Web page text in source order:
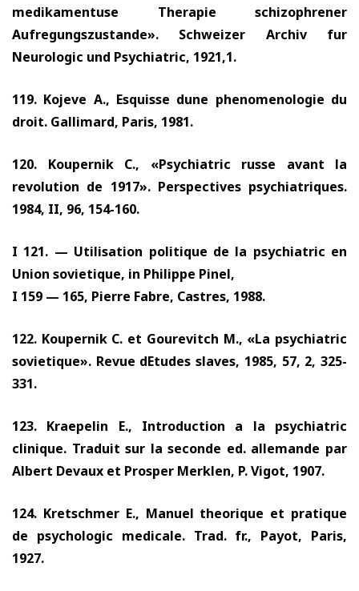
medikamentuse Therapie schizophrener
Aufregungszustande». Schweizer Archiv fur
Neurologic und Psychiatric, 1921,1.
119. Kojeve A., Esquisse dune phenomenologie du
droit. Gallimard, Paris, 1981.
120. Koupernik C., «Psychiatric russe avant la
revolution de 1917». Perspectives psychiatriques.
1984, II, 96, 154-160.
I 121. — Utilisation politique de la psychiatric en
Union sovietique, in Philippe Pinel,
I 159 — 165, Pierre Fabre, Castres, 1988.
122. Koupernik C. et Gourevitch M., «La psychiatric
sovietique». Revue dEtudes slaves, 1985, 57, 2, 325-
331.
123. Kraepelin E., Introduction a la psychiatric
clinique. Traduit sur la seconde ed. allemande par
Albert Devaux et Prosper Merklen, P. Vigot, 1907.
124. Kretschmer E., Manuel theorique et pratique
de psychologic medicale. Trad. fr., Payot, Paris,
1927.